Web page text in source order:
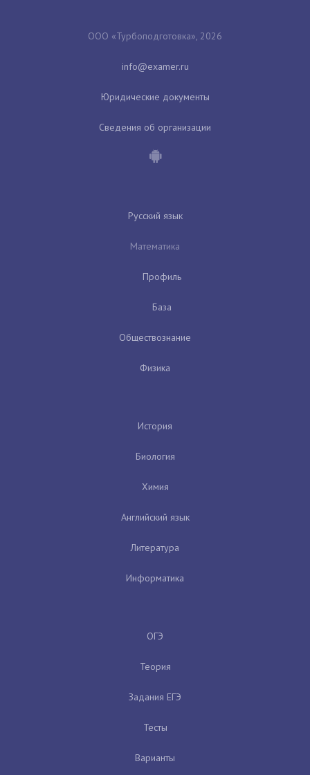
ООО «Турбоподготовка», 2026
Юридические документы
Сведения об организации
Русский язык
Математика
Профиль
База
Обществознание
Физика
История
Биология
Химия
Английский язык
Литература
Информатика
ОГЭ
Теория
Задания ЕГЭ
Тесты
Варианты